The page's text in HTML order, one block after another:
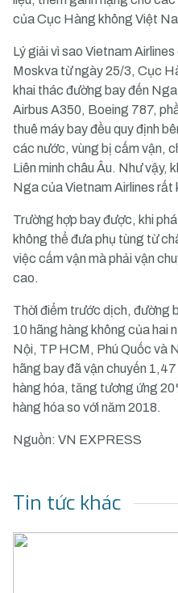
của Cục Hàng không Việt
Lý giải vì sao Vietnam
Moskva từ ngày 25/3, Cục
khai thác đường bay đến
Airbus A350, Boeing 787,
thuê máy bay đều quy định
các nước, vùng bị cấm vận,
Liên minh châu Âu. Như vậy,
Nga của Vietnam Airlines rất
Trường hợp bay được, khi
không thể đưa phụ tùng từ
việc cấm vận mà phải vận
cao.
Thời điểm trước dịch, đường
10 hãng hàng không của hai
Nội, TP HCM, Phú Quốc và
hãng bay đã vận chuyến
hàng hóa, tăng tương ứng
hàng hóa so với năm 2018.
Nguồn: VN EXPRESS
Tin tức khác